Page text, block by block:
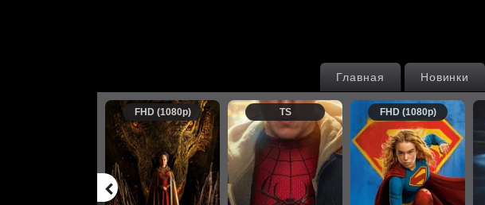
Новинки
Главная
FHD (1080p) TS FHD (1080p)